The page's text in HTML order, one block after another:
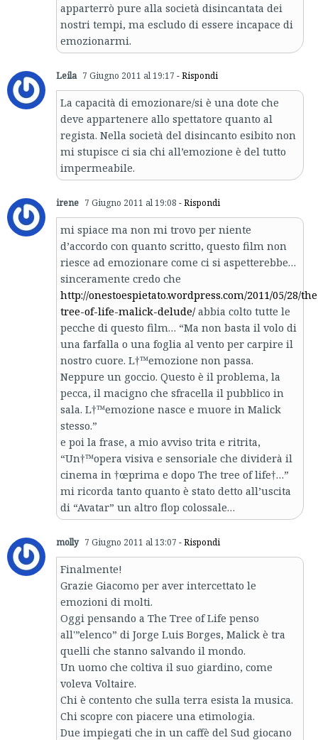
apparterrò pure alla società disincantata dei
nostri tempi, ma escludo di essere incapace di
emozionarmi.
Leila 7 Giugno 2011 al 19:17 - Rispondi
La capacità di emozionare/si è una dote che
deve appartenere allo spettatore quanto al
regista. Nella società del disincanto esibito non
mi stupisce ci sia chi all’emozione è del tutto
impermeabile.
irene 7 Giugno 2011 al 19:08 - Rispondi
mi spiace ma non mi trovo per niente
d’accordo con quanto scritto, questo film non
riesce ad emozionare come ci si aspetterebbe…
sinceramente credo che
http://onestoespietato.wordpress.com/2011/05/28/
tree-of-life-malick-delude/ abbia colto tutte le
pecche di questo film… “Ma non basta il volo di
una farfalla o una foglia al vento per carpire il
nostro cuore. L†™emozione non passa.
Neppure un goccio. Questo è il problema, la
pecca, il macigno che sfracella il pubblico in
sala. L†™emozione nasce e muore in Malick
stesso.”
e poi la frase, a mio avviso trita e ritrita,
“Un†™opera visiva e sensoriale che dividerà il
cinema in †œprima e dopo The tree of life†…”
mi ricorda tanto quanto è stato detto all’uscita
di “Avatar” un altro flop colossale…
molly 7 Giugno 2011 al 13:07 - Rispondi
Finalmente!
Grazie Giacomo per aver intercettato le
emozioni di molti.
Oggi pensando a The Tree of Life penso
all'”elenco” di Jorge Luis Borges, Malick è tra
quelli che stanno salvando il mondo.
Un uomo che coltiva il suo giardino, come
voleva Voltaire.
Chi è contento che sulla terra esista la musica.
Chi scopre con piacere una etimologia.
Due impiegati che in un caffè del Sud giocano